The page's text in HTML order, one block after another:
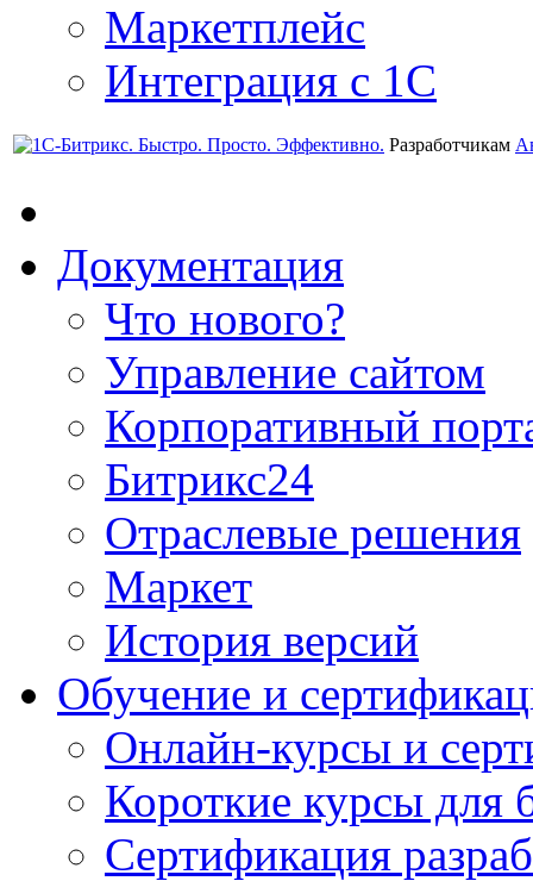
Маркетплейс
Интеграция с 1С
Разработчикам
Документация
Что нового?
Управление сайтом
Корпоративный
Битрикс24
Отраслевые решения
Маркет
История версий
Обучение и
Онлайн-курсы и
Короткие курсы для
Сертификация